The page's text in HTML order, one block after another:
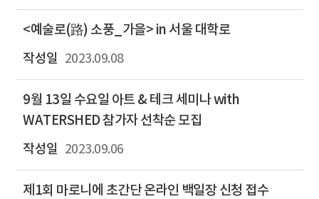
<예술로(路) 소풍_가을> in 서울 대학로
2023.09.08
9월 13일 수요일 아트 & 테크 세미나 with
WATERSHED 참가자 선착순 모집
2023.09.06
제1회 마로니에 초간단 온라인 백일장 신청 접수